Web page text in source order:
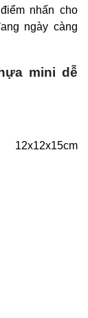
nhấn cho
ngày càng
mini dễ
12x12x15cm